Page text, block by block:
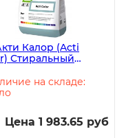
Калор (Acti
Стиральный
для цветного
9 кг ЧЗна складе:
Цена 1 983.65 руб